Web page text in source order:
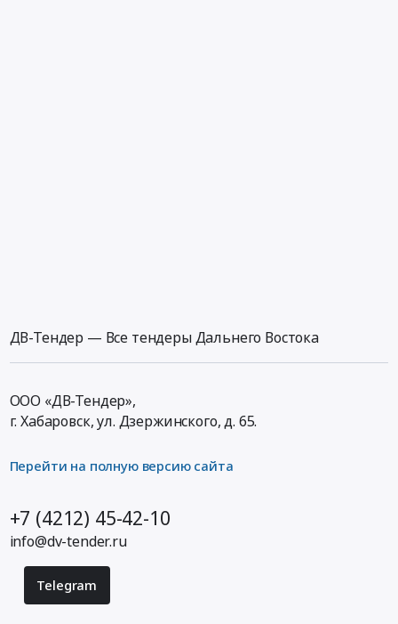
ДВ-Тендер — Все тендеры Дальнего Востока
ООО «ДВ-Тендер»,
г. Хабаровск,ул. Дзержинского, д. 65.
Перейти на полную версию сайта
+7 (4212) 45-42-10
info@dv-tender.ru
Telegram